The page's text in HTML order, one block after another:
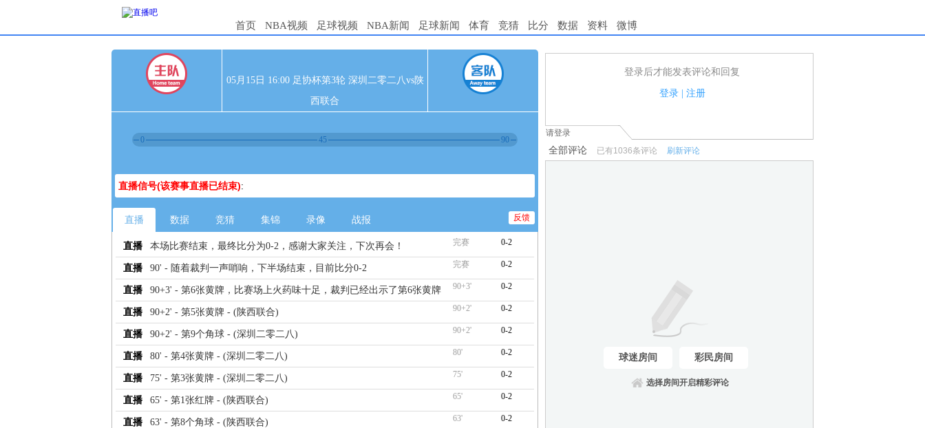
首页 NBA视频 足球视频 NBA新闻 足球新闻 体育 竞猜 比分 数据 资料 微博
05月15日 16:00 足协杯第3轮 深圳二零二八vs陕
西联合
0 45 90
直播信号(该赛事直播已结束):
直播 数据 竞猜 集锦 录像 战报 反馈
直播 本场比赛结束，最终比分为0-2，感谢大家关注，下次再会！ 完赛 0-2
直播 90' - 随着裁判一声哨响，下半场结束，目前比分0-2 完赛 0-2
直播 90+3' - 第6张黄牌，比赛场上火药味十足，裁判已经出示了第6张黄牌 90+3' 0-2
直播 90+2' - 第5张黄牌 - (陕西联合) 90+2' 0-2
直播 90+2' - 第9个角球 - (深圳二零二八) 90+2' 0-2
直播 80' - 第4张黄牌 - (深圳二零二八) 80' 0-2
直播 75' - 第3张黄牌 - (深圳二零二八) 75' 0-2
直播 65' - 第1张红牌 - (陕西联合) 65' 0-2
直播 63' - 第8个角球 - (陕西联合) 63' 0-2
登录后才能发表评论和回复
登录| 注册
1.电脑端新用户可以发表评论了！
请登录
全部评论 已有1036条评论 刷新评论
球迷房间 彩民房间
选择房间开启精彩评论